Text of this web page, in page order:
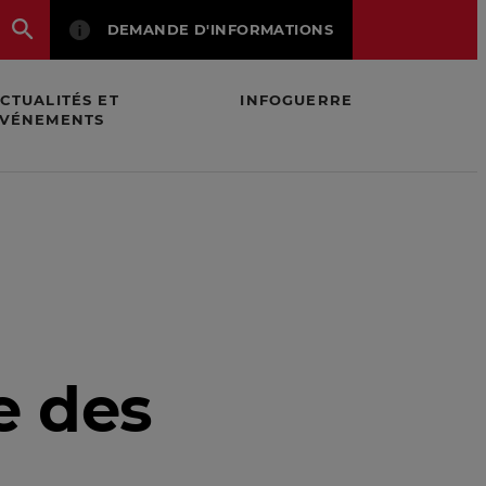
DEMANDE D'INFORMATIONS
ET
INFOGUERRE
des